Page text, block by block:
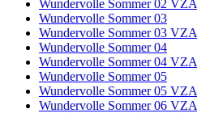
Wundervolle Sommer 02 VZA
Wundervolle Sommer 03
Wundervolle Sommer 03 VZA
Wundervolle Sommer 04
Wundervolle Sommer 04 VZA
Wundervolle Sommer 05
Wundervolle Sommer 05 VZA
Wundervolle Sommer 06 VZA